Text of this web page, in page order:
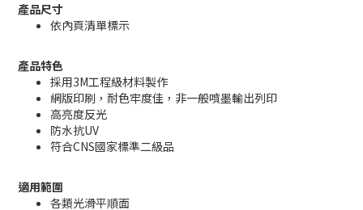
產品尺寸
依內頁清單標示
產品特色
採用3M工程級材料製作
網版印刷，耐色牢度佳，非一般噴墨輸出列印
高亮度反光
防水抗UV
符合CNS國家標準二級品
適用範圍
各類光滑平順面